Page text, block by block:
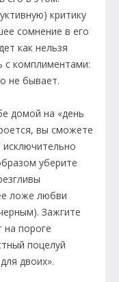
критику
сомнение в его
как нельзя
с комплиментами:
не бывает.
домой на «день
вы сможете
исключительно
уберите
ложе любви
Зажгите
на пороге
поцелуй
двоих».